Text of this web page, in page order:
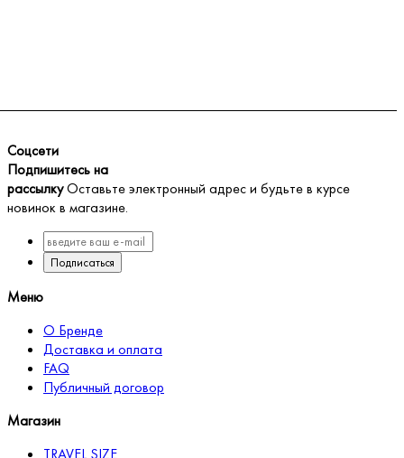
Соцсети
Подпишитесь на
рассылкуОставьте электронный адрес и будьте в курсе
новинок в магазине.
Подписаться
Меню
О Бренде
Доставка и оплата
FAQ
Публичный договор
Магазин
TRAVEL SIZE